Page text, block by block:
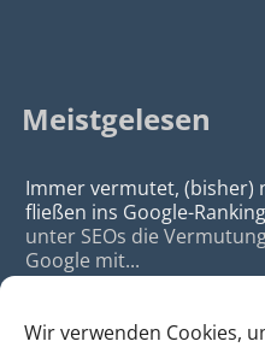
Wir verwenden Cookies,
Meistgelesen
Immer vermutet, (bisher)
fließen ins Google-
unter SEOs die
Google mit...